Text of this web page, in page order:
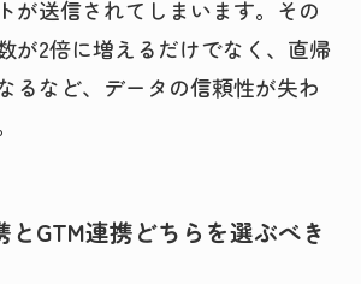
が送信されてしまいます。その
が2倍に増えるだけでなく、直帰
るなど、データの信頼性が失わ
とGTM連携どちらを選ぶべき